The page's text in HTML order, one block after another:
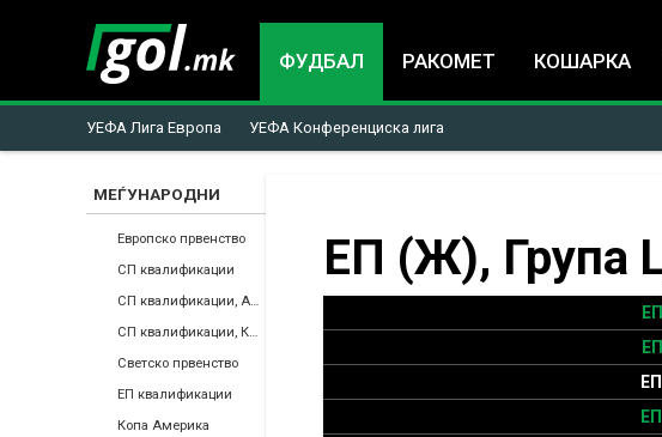
ФУДБАЛ РАКОМЕТ КОШАРКА
УЕФА Лига Европа УЕФА Конференциска лига
You
are
here
ЕП (Ж), Група
МЕЃУНАРОДНИ
Европско првенство
СП квалификации
СП квалификации, Африка
СП квалификации, КОНКАКАФ
Светско првенство
ЕП квалификации
Копа Америка